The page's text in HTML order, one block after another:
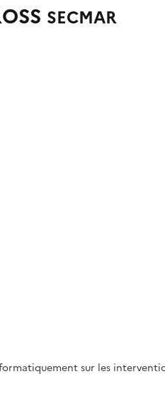
SECMAR
sur les